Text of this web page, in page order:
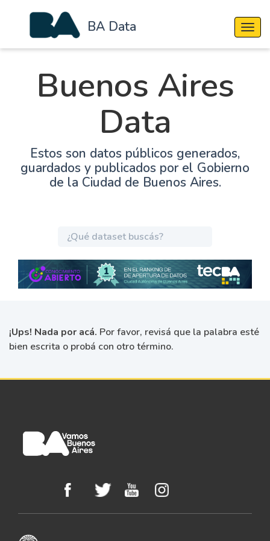
BA Data
Buenos Aires
Data
Estos son datos públicos generados,
guardados y publicados por el Gobierno
de la Ciudad de Buenos Aires.
¡Ups! Nada por acá. Por favor, revisá que la palabra esté
bien escrita o probá con otro término.